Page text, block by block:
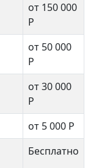
от 150 000
Р
от 50 000
Р
от 30 000
Р
от 5 000 Р
Бесплатно